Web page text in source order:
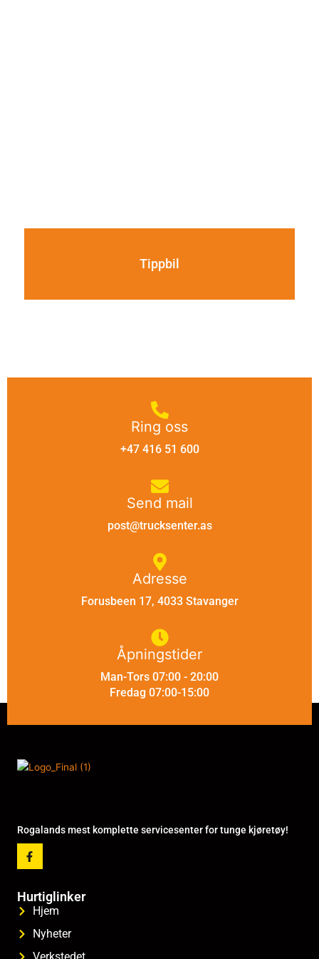
Tippbil
Ring oss
+47 416 51 600
Send mail
post@trucksenter.as
Adresse
Forusbeen 17, 4033 Stavanger
Åpningstider
Man-Tors 07:00 - 20:00
Fredag 07:00-15:00
Rogalands mest komplette servicesenter for tunge kjøretøy!
F
a
c
b
o
o
Hurtiglinker
Hjem
Nyheter